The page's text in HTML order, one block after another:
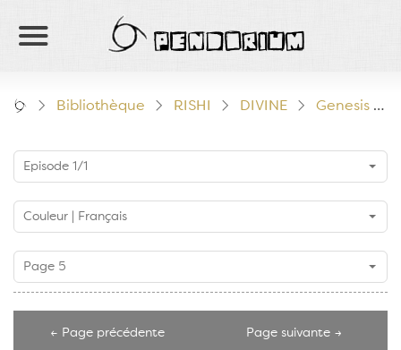
PENDORIUM
Bibliothèque RISHI DIVINE Genesis
Episode 1/1
Couleur | Français
Page 5
← Page précédente Page suivante →